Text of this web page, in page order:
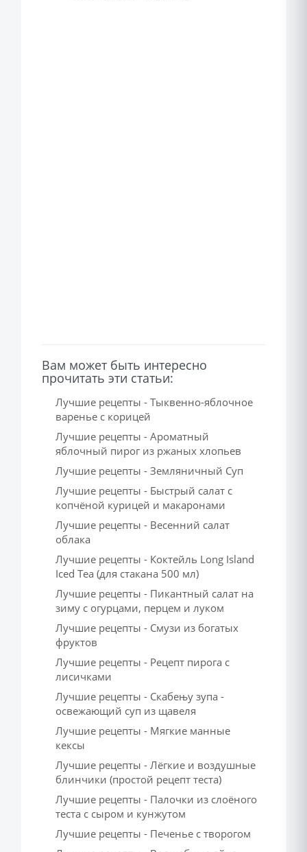
Вам может быть интересно
прочитать эти статьи:
Лучшие рецепты - Тыквенно-яблочное
варенье с корицей
Лучшие рецепты - Ароматный
яблочный пирог из ржаных хлопьев
Лучшие рецепты - Земляничный Суп
Лучшие рецепты - Быстрый салат с
копчёной курицей и макаронами
Лучшие рецепты - Весенний салат
облака
Лучшие рецепты - Коктейль Long Island
Iced Tea (для стакана 500 мл)
Лучшие рецепты - Пикантный салат на
зиму с огурцами, перцем и луком
Лучшие рецепты - Смузи из богатых
фруктов
Лучшие рецепты - Рецепт пирога с
лисичками
Лучшие рецепты - Скабењу зупа -
освежающий суп из щавеля
Лучшие рецепты - Мягкие манные
кексы
Лучшие рецепты - Лёгкие и воздушные
блинчики (простой рецепт теста)
Лучшие рецепты - Палочки из слоёного
теста с сыром и кунжутом
Лучшие рецепты - Печенье с творогом